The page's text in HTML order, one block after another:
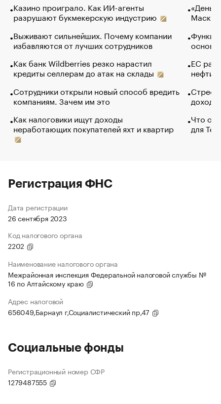
Казино проиграло. Как ИИ-агенты
разрушают букмекерскую индустрию
Выживают сильнейших. Почему компании
избавляются от лучших сотрудников
Как банк Wildberries резко нарастил
кредиты селлерам до атак на склады
Сотрудники открыли новый способ вредить
компаниям. Зачем им это
Как налоговики ищут доходы
неработающих покупателей яхт и квартир
Маск в
основ
ЕС
нефти
Что
для
Регистрация ФНС
Дата регистрации
26 сентября 2023
Код налогового органа
2202
Наименование налогового органа
Межрайонная инспекция Федеральной налоговой службы №
16 по Алтайскому краю
Адрес налоговой
656049,Барнаул г,Социалистический пр,47
Социальные фонды
Регистрационный номер СФР
1279487555